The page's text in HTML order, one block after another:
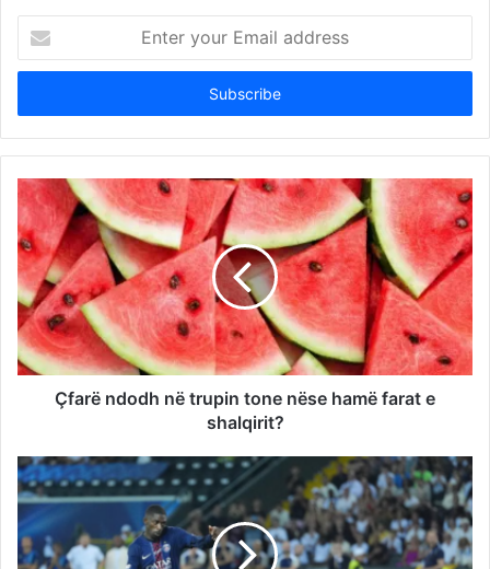
your
Email
Çfarë ndodh në trupin tone nëse hamë farat e
shalqirit?